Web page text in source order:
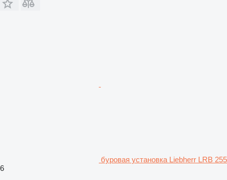
буровая установка Liebherr LRB 255
6